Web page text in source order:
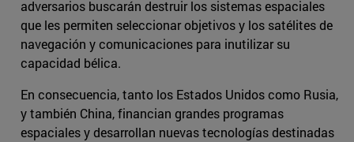
adversarios buscarán destruir los sistemas espaciales
que les permiten seleccionar objetivos y los satélites de
navegación y comunicaciones para inutilizar su
capacidad bélica.
En consecuencia, tanto los Estados Unidos como Rusia,
y también China, financian grandes programas
espaciales y desarrollan nuevas tecnologías destinadas